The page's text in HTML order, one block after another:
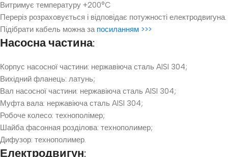
Витримує температуру +200°C
Переріз розраховується і відповідає потужності електродвигуна.
Підібрати кабель можна за посиланням >>>
Насосна частина:
Корпус насосної частини: нержавіюча сталь AISI 304;
Вихідний фланець: латунь;
Вал насосної частини: нержавіюча сталь AISI 304;
Муфта вала: нержавіюча сталь AISI 304;
Робоче колесо: технополімер;
Шайба фасонная розділова: технополимер;
Дифузор: технополимер.
Електродвигун: